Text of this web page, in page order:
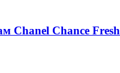
Chanel Chance Fresh